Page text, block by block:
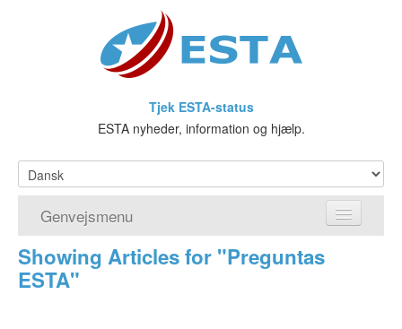
Tjek ESTA-status
ESTA nyheder, information og hjælp.
Genvejsmenu
Hjem
Showing Articles for "Preguntas
ESTA"